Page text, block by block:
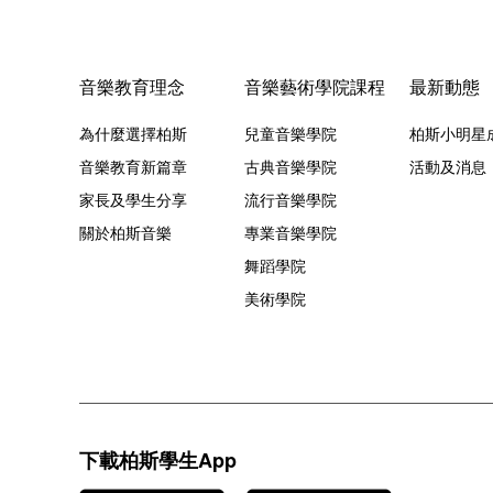
音樂教育理念
為什麼選擇柏斯
音樂教育新篇章
家長及學生分享
關於柏斯音樂
音樂藝術學院課程
兒童音樂學院
古典音樂學院
流行音樂學院
專業音樂學院
舞蹈學院
美術學院
最新動態
柏斯小明星
活動及消息
下載柏斯學生App